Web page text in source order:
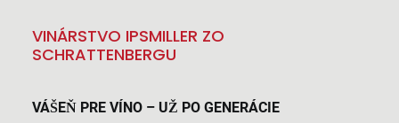
VINÁRSTVO IPSMILLER ZO
SCHRATTENBERGU
VÁŠEŇ PRE VÍNO – UŽ PO GENERÁCIE